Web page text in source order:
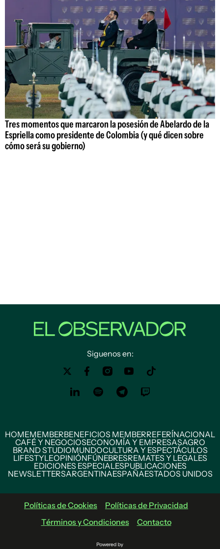
Tres momentos que marcaron la posesión de Abelardo de la
Espriella como presidente de Colombia (y qué dicen sobre
cómo será su gobierno)
Siguenos en:
HOMEMEMBERBENEFICIOS MEMBERREFERÍNACIONAL
CAFÉ Y NEGOCIOSECONOMÍA Y EMPRESASAGRO
BRAND STUDIOMUNDOCULTURA Y ESPECTÁCULOS
LIFESTYLEOPINIÓNFÚNEBRESREMATES Y LEGALES
EDICIONES ESPECIALESPUBLICACIONES
NEWSLETTERSARGENTINAESPAÑAESTADOS UNIDOS
Políticas de Cookies
Políticas de Privacidad
Términos y Condiciones
Contacto